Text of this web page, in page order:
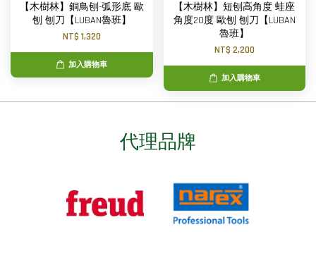
【木樹林】銅鳥刨-弧形底 歐
刨 刨刀【LUBAN魯班】
NT$ 1,320
加入購物車
【木樹林】短刨高角度 蛙座
角度20度 歐刨 刨刀【LUBAN
魯班】
NT$ 2,200
加入購物車
代理品牌